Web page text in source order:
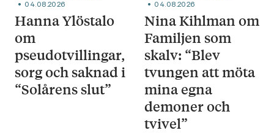
04.08.2026
Hanna Ylöstalo
om
pseudotvillingar,
sorg och saknad i
“Solårens slut”
04.08.2026
Nina Kihlman om
Familjen som
skalv: “Blev
tvungen att möta
mina egna
demoner och
tvivel”